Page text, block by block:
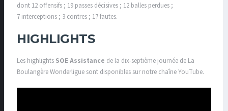
dont 12 offensifs ; 19 passes décisives ; 12 balles perdues ;
7 interceptions ; 3 contres ; 17 fautes.
HIGHLIGHTS
Les highlights SOE Assistance de la dix-septième journée de La
Boulangère Wonderligue sont disponibles sur notre chaîne YouTube.